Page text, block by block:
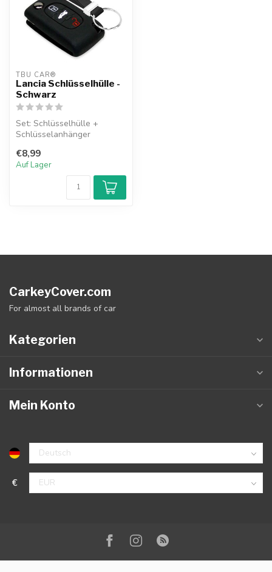
TBU CAR®
Lancia Schlüsselhülle -
Schwarz
Set: Schlüsselhülle +
Schlüsselanhänger
€8,99
Auf Lager
CarkeyCover.com
For almost all brands of car
Kategorien
Informationen
Mein Konto
€